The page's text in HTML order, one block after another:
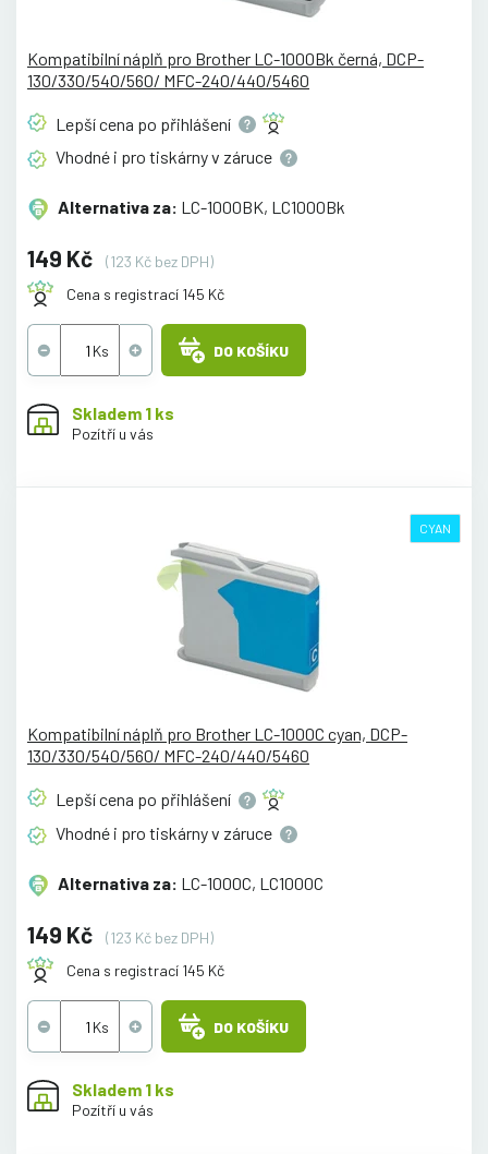
Kompatibilní náplň pro Brother LC-1000Bk černá, DCP-
130/330/540/560/ MFC-240/440/5460
Lepší cena po přihlášení
Vhodné i pro tiskárny v záruce
Alternativa za: LC-1000BK, LC1000Bk
149 Kč
(123 Kč bez DPH)
Cena s registrací 145 Kč
DO KOŠÍKU
Skladem 1 ks
Pozítří u vás
CYAN
Kompatibilní náplň pro Brother LC-1000C cyan, DCP-
130/330/540/560/ MFC-240/440/5460
Lepší cena po přihlášení
Vhodné i pro tiskárny v záruce
Alternativa za: LC-1000C, LC1000C
149 Kč
(123 Kč bez DPH)
Cena s registrací 145 Kč
DO KOŠÍKU
Skladem 1 ks
Pozítří u vás